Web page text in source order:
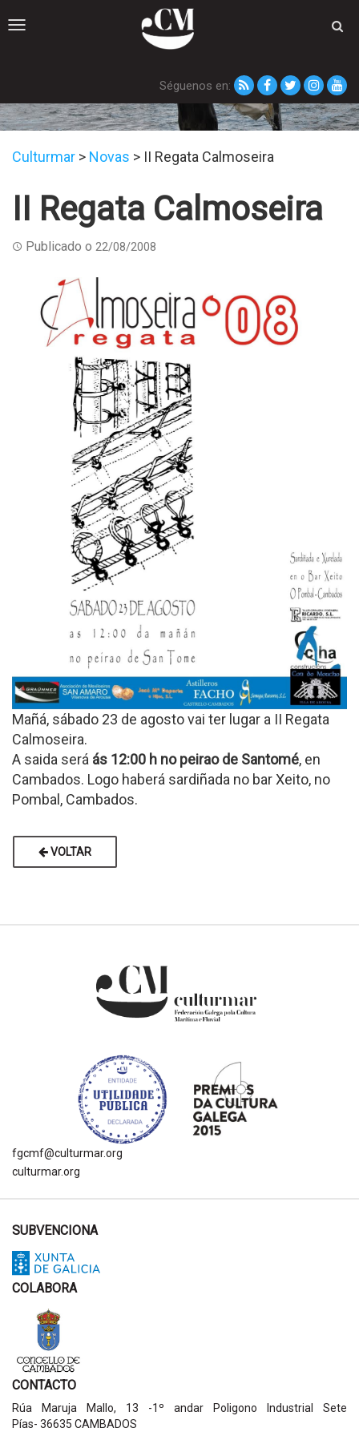
Toggle
Séguenos en:
Novas
Culturmar > Novas > II Regata Calmoseira
II Regata Calmoseira
Publicado o 22/08/2008
Mañá, sábado 23 de agosto vai ter lugar a II Regata
Calmoseira.
A saida será ás 12:00 h no peirao de Santomé, en
Cambados. Logo haberá sardiñada no bar Xeito, no
Pombal, Cambados.
VOLTAR
fgcmf@culturmar.org
culturmar.org
SUBVENCIONA
COLABORA
CONTACTO
Rúa Maruja Mallo, 13 -1º andar Poligono Industrial Sete
Pías- 36635 CAMBADOS